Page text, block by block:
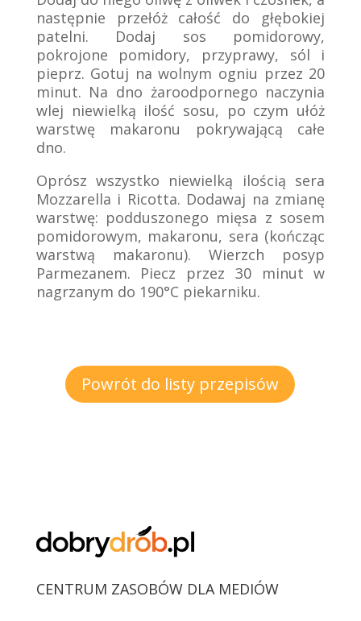
następnie przełóż całość do głębokiej
patelni. Dodaj sos pomidorowy,
pokrojone pomidory, przyprawy, sól i
pieprz. Gotuj na wolnym ogniu przez 20
minut. Na dno żaroodpornego naczynia
wlej niewielką ilość sosu, po czym ułóż
warstwę makaronu pokrywającą całe
dno.
Oprósz wszystko niewielką ilością sera
Mozzarella i Ricotta. Dodawaj na zmianę
warstwę: podduszonego mięsa z sosem
pomidorowym, makaronu, sera (kończąc
warstwą makaronu). Wierzch posyp
Parmezanem. Piecz przez 30 minut w
nagrzanym do 190°C piekarniku.
Powrót do listy przepisów
CENTRUM ZASOBÓW DLA MEDIÓW